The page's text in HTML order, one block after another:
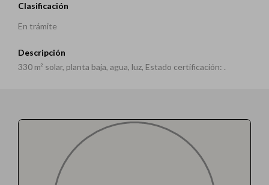
Clasificación
En trámite
Descripción
330 m² solar, planta baja, agua, luz, Estado certificación: .